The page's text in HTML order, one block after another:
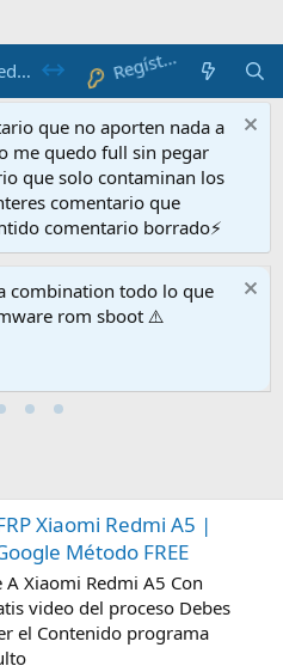
R
e
gí
str
at
e
que no aporten nada a
me quedo full sin pegar
que solo contaminan los
comentario que
comentario borrado⚡
combination todo lo que
rom sboot ⚠️
Xiaomi Redmi A5 |
Método FREE
Xiaomi Redmi A5 Con
video del proceso Debes
el Contenido programa